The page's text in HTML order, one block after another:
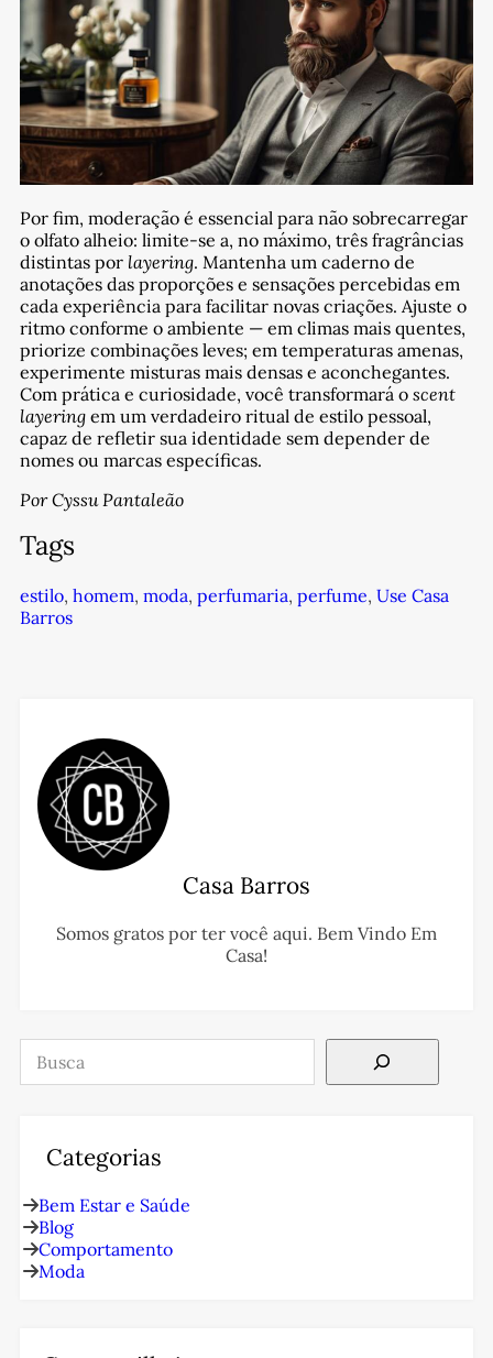
Por fim, moderação é essencial para não sobrecarregar
o olfato alheio: limite-se a, no máximo, três fragrâncias
distintas por layering. Mantenha um caderno de
anotações das proporções e sensações percebidas em
cada experiência para facilitar novas criações. Ajuste o
ritmo conforme o ambiente — em climas mais quentes,
priorize combinações leves; em temperaturas amenas,
experimente misturas mais densas e aconchegantes.
Com prática e curiosidade, você transformará o scent
layeringem um verdadeiro ritual de estilo pessoal,
capaz de refletir sua identidade sem depender de
nomes ou marcas específicas.
Por Cyssu Pantaleão
Tags
estilo, homem, moda, perfumaria, perfume, Use Casa
Barros
Casa Barros
Somos gratos por ter você aqui. Bem Vindo Em
Casa!
Pesquisar
Categorias
Bem Estar e Saúde
Blog
Comportamento
Moda